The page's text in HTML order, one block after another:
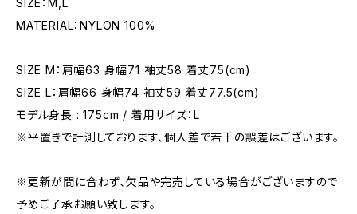
SIZE：M,L
MATERIAL：NYLON 100%
SIZE M：肩幅63 身幅71 袖丈58 着丈75(cm)
SIZE L：肩幅66 身幅74 袖丈59 着丈77.5(cm)
モデル身長 : 175cm / 着用サイズ：L
※平置きで計測しております、個人差で若干の誤差はございます。
※更新が間に合わず、欠品や完売している場合がございますので
予めご了承お願い致します。